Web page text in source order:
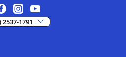
2537-1791